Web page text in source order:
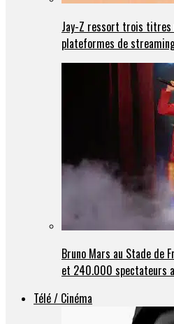
Jay-Z ressort trois titres
plateformes de
Bruno Mars au Stade de
et 240.000 spectateurs
Télé / Cinéma